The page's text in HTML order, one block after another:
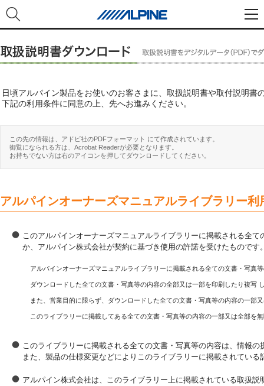
日頃アルパイン製品をお使いのお客さまに、取扱説明書や取付説明書
下記の利用条件に同意の上、先へお進みください。
この先の情報は、アドビ社のPDFフォーマット にて作成されています。
御覧になられる方は、Acrobat Readerが必要となります。
お持ちでない方は右のアイコンを押してダウンロードしてください。
アルパインオーナーズマニュアルライブラリー利
このアルパインオーナーズマニュアルライブラリーに掲載される全
か、アルパイン株式会社が契約に基づき使用の許諾を受けたもので
アルパインオーナーズマニュアルライブラリーに掲載される全ての文書・写真
ダウンロードした全ての文書・写真等の内容の全部又は一部を印刷したり複写
また、営業目的に限らず、ダウンロードした全ての文書・写真等の内容の一
このライブラリーに掲載してある全ての文書・写真等の内容の一部又は全部を
このライブラリーに掲載される全ての文書・写真等の内容は、情報
また、製品の仕様変更などによりこのライブラリーに掲載されてい
アルパイン株式会社は、このライブラリー上に掲載されている取扱